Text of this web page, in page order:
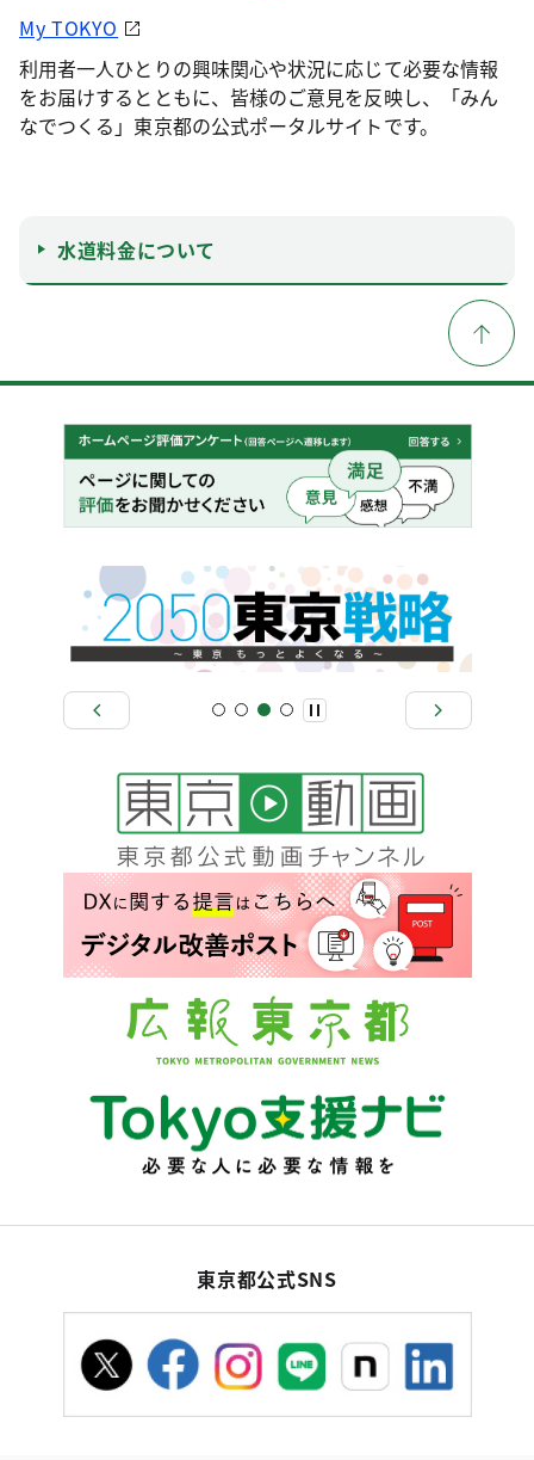
My TOKYO
利用者一人ひとりの興味関心や状況に応じて必要な情報
をお届けするとともに、皆様のご意見を反映し、「みん
なでつくる」東京都の公式ポータルサイトです。
水道料金について
東京都公式SNS